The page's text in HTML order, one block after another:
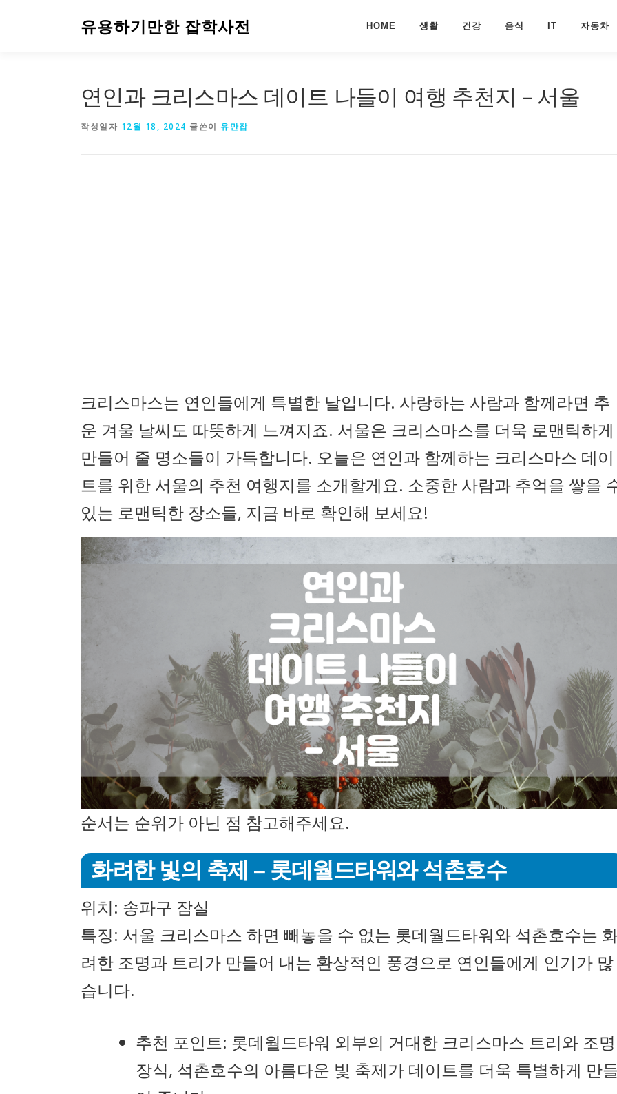
로
유용하기만한 잡학사전 HOME 생활 건강 음식 IT 자동차
연인과 크리스마스 데이트 나들이 여행 추천지 – 서울
작성일자 12월 18, 2024 글쓴이 유만잡
크리스마스는 연인들에게 특별한 날입니다. 사랑하는 사람과 함께라면 추
운 겨울 날씨도 따뜻하게 느껴지죠. 서울은 크리스마스를 더욱 로맨틱하게
만들어 줄 명소들이 가득합니다. 오늘은 연인과 함께하는 크리스마스 데이
트를 위한 서울의 추천 여행지를 소개할게요. 소중한 사람과 추억을 쌓을
있는 로맨틱한 장소들, 지금 바로 확인해 보세요!
순서는 순위가 아닌 점 참고해주세요.
화려한 빛의 축제 – 롯데월드타워와 석촌호수
위치: 송파구 잠실
특징: 서울 크리스마스 하면 빼놓을 수 없는 롯데월드타워와 석촌호수는
려한 조명과 트리가 만들어 내는 환상적인 풍경으로 연인들에게 인기가 많
습니다.
추천 포인트: 롯데월드타워 외부의 거대한 크리스마스 트리와 조명
장식, 석촌호수의 아름다운 빛 축제가 데이트를 더욱 특별하게 만